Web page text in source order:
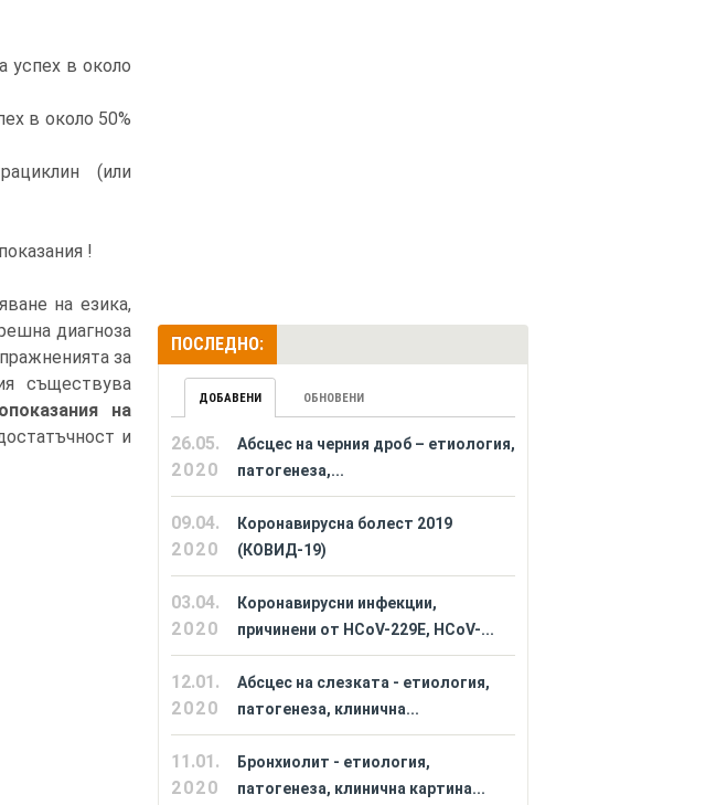
успех в около
в около 50%
(или
!
на езика,
диагноза
за
съществува
на
и
ПОСЛЕДНО:
ДОБАВЕНИ ОБНОВЕНИ
26.05.
2020
Абсцес на черния дроб – етиология,
патогенеза,...
09.04.
2020
Коронавирусна болест 2019
(КОВИД-19)
03.04.
2020
Коронавирусни инфекции,
причинени от HCoV-229E, HCoV-...
12.01.
2020
Абсцес на слезката - етиология,
патогенеза, клинична...
11.01.
2020
Бронхиолит - етиология,
патогенеза, клинична картина...